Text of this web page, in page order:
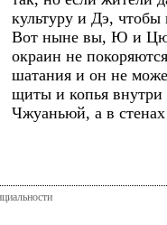
культуру и Дэ,
Вот ныне вы, Ю и Цю,
окраин не
шатания и он не
щиты и копья внутри
Чжуаньюй, а в